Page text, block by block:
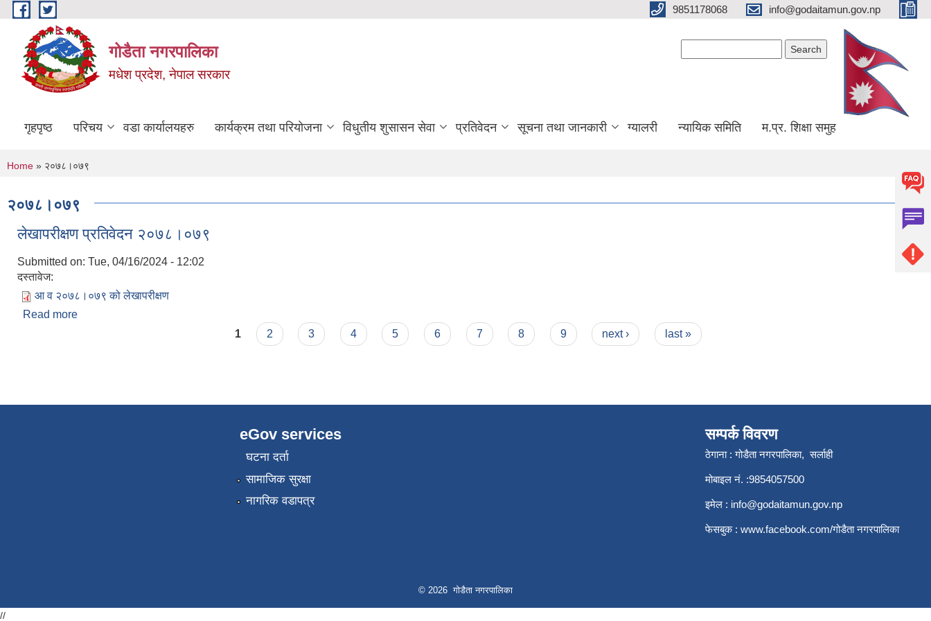
Skip to main content 9851178068 info@godaitamun.gov.np
गोडैता नगरपालिका
मधेश प्रदेश, नेपाल सरकार
गृहपृष्ठ परिचय वडा कार्यालयहरु कार्यक्रम तथा परियोजना विधुतीय शुसासन सेवा प्रतिवेदन सूचना तथा जानकारी ग्यालरी न्यायिक समिति म.प्र. शिक्षा समुह
You are here
Home » २०७८।०७९
२०७८।०७९
लेखापरीक्षण प्रतिवेदन २०७८।०७९
Submitted on: Tue, 04/16/2024 - 12:02
दस्तावेज:
आ व २०७८।०७९ को लेखापरीक्षण
Read more
1 2 3 4 5 6 7 8 9 next › last »
eGov services
घटना दर्ता
सामाजिक सुरक्षा
नागरिक वडापत्र
सम्पर्क विवरण
ठेगाना : गोडैता नगरपालिका, सर्लाही
मोबाइल नं. :9854057500
इमेल : info@godaitamun.gov.np
फेसबुक : www.facebook.com/गोडैता नगरपालिका
© 2026 गोडैता नगरपालिका
//